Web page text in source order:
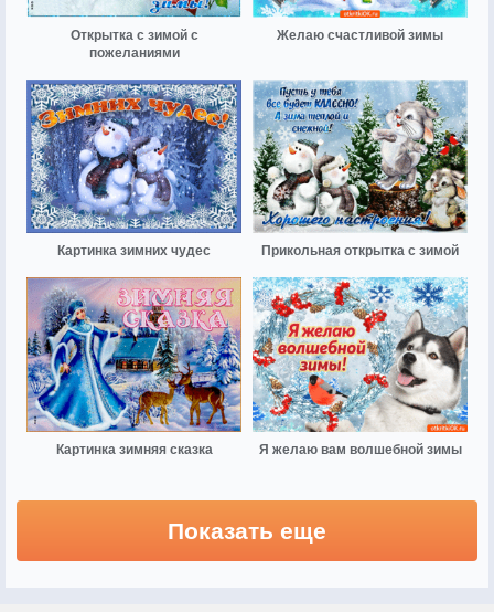
Открытка с зимой с
пожеланиями
Желаю счастливой зимы
Картинка зимних чудес Прикольная открытка с зимой
Картинка зимняя сказка Я желаю вам волшебной зимы
Показать еще